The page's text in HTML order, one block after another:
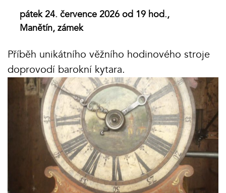
pátek 24. července 2026 od 19 hod.,
Manětín, zámek
Příběh unikátního věžního hodinového stroje
doprovodí barokní kytara.